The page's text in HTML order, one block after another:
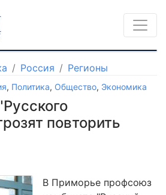
Россия Регионы
, Политика, Общество, Экономика
повторить
В Приморье профсоюз